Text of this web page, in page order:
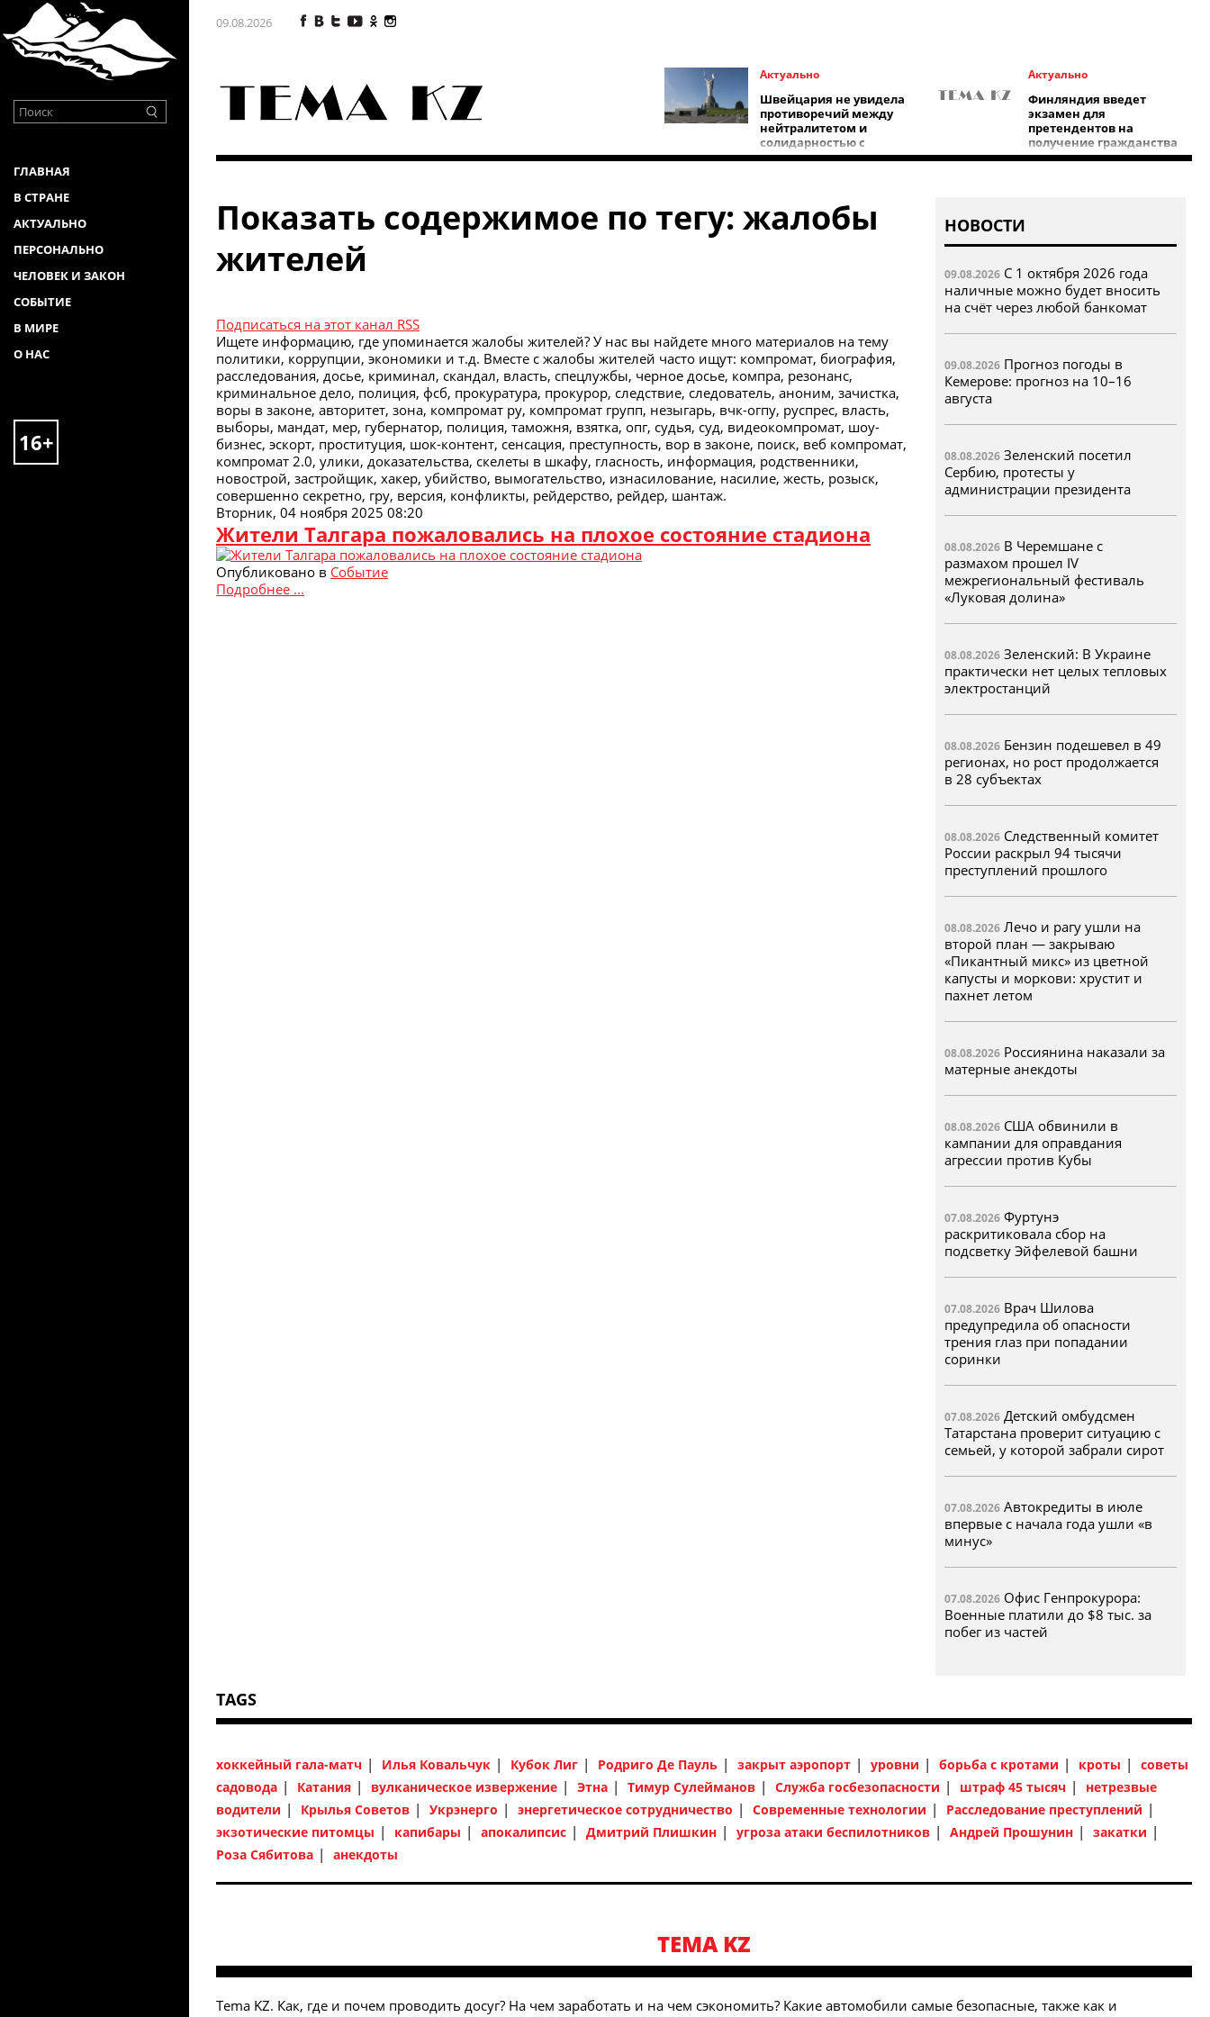
ГЛАВНАЯ
В СТРАНЕ
АКТУАЛЬНО
ПЕРСОНАЛЬНО
ЧЕЛОВЕК И ЗАКОН
СОБЫТИЕ
В МИРЕ
О НАС
16+
09.08.2026
Актуально
Швейцария не увидела
противоречий между
нейтралитетом и
солидарностью с
Киевом
Актуально
Финляндия введет
экзамен для
претендентов на
получение гражданства
Показать содержимое по тегу: жалобы
жителей
Подписаться на этот канал RSS
Ищете информацию, где упоминается жалобы жителей? У нас вы найдете много материалов на тему
политики, коррупции, экономики и т.д. Вместе с жалобы жителей часто ищут: компромат, биография,
расследования, досье, криминал, скандал, власть, спецлужбы, черное досье, компра, резонанс,
криминальное дело, полиция, фсб, прокуратура, прокурор, следствие, следователь, аноним, зачистка,
воры в законе, авторитет, зона, компромат ру, компромат групп, незыгарь, вчк-огпу, руспрес, власть,
выборы, мандат, мер, губернатор, полиция, таможня, взятка, опг, судья, суд, видеокомпромат, шоу-
бизнес, эскорт, проституция, шок-контент, сенсация, преступность, вор в законе, поиск, веб компромат,
компромат 2.0, улики, доказательства, скелеты в шкафу, гласность, информация, родственники,
новострой, застройщик, хакер, убийство, вымогательство, изнасилование, насилие, жесть, розыск,
совершенно секретно, гру, версия, конфликты, рейдерство, рейдер, шантаж.
Вторник, 04 ноября 2025 08:20
Жители Талгара пожаловались на плохое состояние стадиона
Опубликовано в Событие
Подробнее ...
НОВОСТИ
09.08.2026С 1 октября 2026 года
наличные можно будет вносить
на счёт через любой банкомат
09.08.2026Прогноз погоды в
Кемерове: прогноз на 10–16
августа
08.08.2026Зеленский посетил
Сербию, протесты у
администрации президента
08.08.2026В Черемшане с
размахом прошел IV
межрегиональный фестиваль
«Луковая долина»
08.08.2026Зеленский: В Украине
практически нет целых тепловых
электростанций
08.08.2026Бензин подешевел в 49
регионах, но рост продолжается
в 28 субъектах
08.08.2026Следственный комитет
России раскрыл 94 тысячи
преступлений прошлого
08.08.2026Лечо и рагу ушли на
второй план — закрываю
«Пикантный микс» из цветной
капусты и моркови: хрустит и
пахнет летом
08.08.2026Россиянина наказали за
матерные анекдоты
08.08.2026США обвинили в
кампании для оправдания
агрессии против Кубы
07.08.2026Фуртунэ
раскритиковала сбор на
подсветку Эйфелевой башни
07.08.2026Врач Шилова
предупредила об опасности
трения глаз при попадании
соринки
07.08.2026Детский омбудсмен
Татарстана проверит ситуацию с
семьей, у которой забрали сирот
07.08.2026Автокредиты в июле
впервые с начала года ушли «в
минус»
07.08.2026Офис Генпрокурора:
Военные платили до $8 тыс. за
побег из частей
TAGS
хоккейный гала-матч Илья Ковальчук Кубок Лиг Родриго Де Пауль закрыт аэропорт уровни борьба с кротами кроты
советы
садовода
Катания вулканическое извержение Этна Тимур Сулейманов Служба госбезопасности штраф 45 тысяч
нетрезвые
водители
Крылья Советов Укрэнерго энергетическое сотрудничество Современные технологии
Расследование преступлений
экзотические питомцы
капибары апокалипсис Дмитрий Плишкин угроза атаки беспилотников Андрей Прошунин
закатки
Роза Сябитова
анекдоты
TEMA KZ
Tema KZ. Как, где и почем проводить досуг? На чем заработать и на чем сэкономить? Какие автомобили самые безопасные, также как и